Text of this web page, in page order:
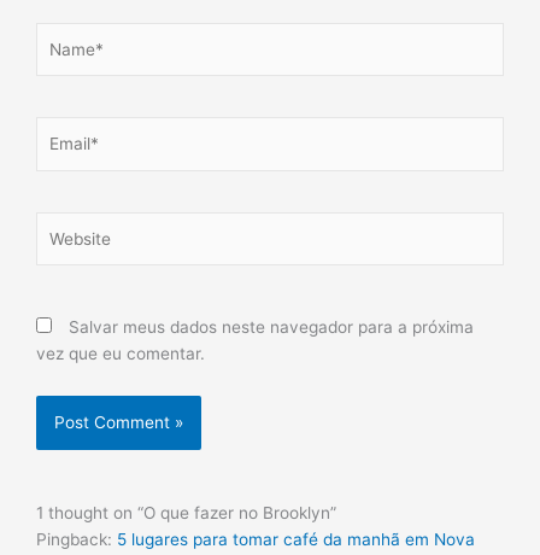
Salvar meus dados neste navegador para a próxima
vez que eu comentar.
1 thought on “O que fazer no Brooklyn”
Pingback: 5 lugares para tomar café da manhã em Nova